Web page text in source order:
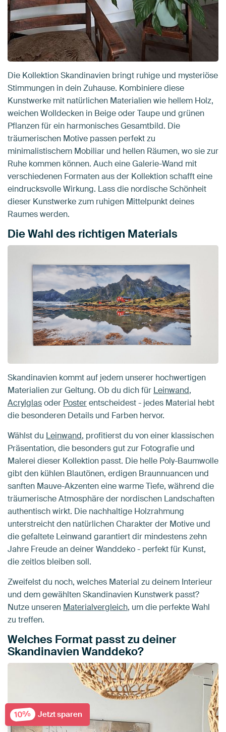
Die Kollektion Skandinavien bringt ruhige und mysteriöse
Stimmungen in dein Zuhause. Kombiniere diese
Kunstwerke mit natürlichen Materialien wie hellem Holz,
weichen Wolldecken in Beige oder Taupe und grünen
Pflanzen für ein harmonisches Gesamtbild. Die
träumerischen Motive passen perfekt zu
minimalistischem Mobiliar und hellen Räumen, wo sie zur
Ruhe kommen können. Auch eine Galerie-Wand mit
verschiedenen Formaten aus der Kollektion schafft eine
eindrucksvolle Wirkung. Lass die nordische Schönheit
dieser Kunstwerke zum ruhigen Mittelpunkt deines
Raumes werden.
Die Wahl des richtigen Materials
Skandinavien kommt auf jedem unserer hochwertigen
Materialien zur Geltung. Ob du dich für Leinwand,
Acrylglasoder Posterentscheidest - jedes Material hebt
die besonderen Details und Farben hervor.
Wählst du Leinwand, profitierst du von einer klassischen
Präsentation, die besonders gut zur Fotografie und
Malerei dieser Kollektion passt. Die helle Poly-Baumwolle
gibt den kühlen Blautönen, erdigen Braunnuancen und
sanften Mauve-Akzenten eine warme Tiefe, während die
träumerische Atmosphäre der nordischen Landschaften
authentisch wirkt. Die nachhaltige Holzrahmung
unterstreicht den natürlichen Charakter der Motive und
die gefaltete Leinwand garantiert dir mindestens zehn
Jahre Freude an deiner Wanddeko - perfekt für Kunst,
die zeitlos bleiben soll.
Zweifelst du noch, welches Material zu deinem Interieur
und dem gewählten Skandinavien Kunstwerk passt?
Nutze unseren Materialvergleich, um die perfekte Wahl
zu treffen.
Welches Format passt zu deiner
Skandinavien Wanddeko?
10% Jetzt sparen